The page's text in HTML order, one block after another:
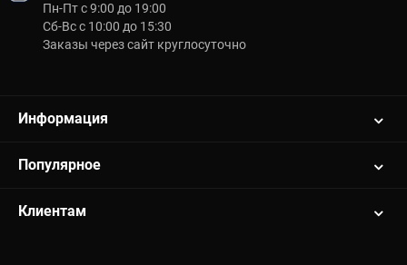
Пн-Пт с 9:00 до 19:00
Сб-Вс с 10:00 до 15:30
Заказы через сайт круглосуточно
Информация
Популярное
Клиентам